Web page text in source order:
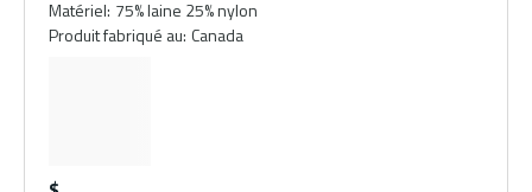
Matériel: 75% laine 25% nylon
Produit fabriqué au: Canada